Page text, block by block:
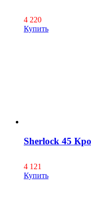
4 220
Купить
Sherlock 45
4 121
Купить